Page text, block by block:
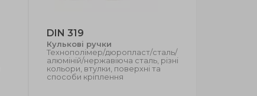
DIN 319
Кулькові ручки
Технополімер/дюропласт/сталь/
алюміній/нержавіюча сталь, різні
кольори, втулки, поверхні та
способи кріплення